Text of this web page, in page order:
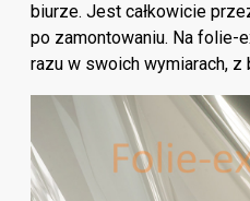
biurze. Jest całkowicie
po zamontowaniu. Na folie-
razu w swoich wymiarach, z